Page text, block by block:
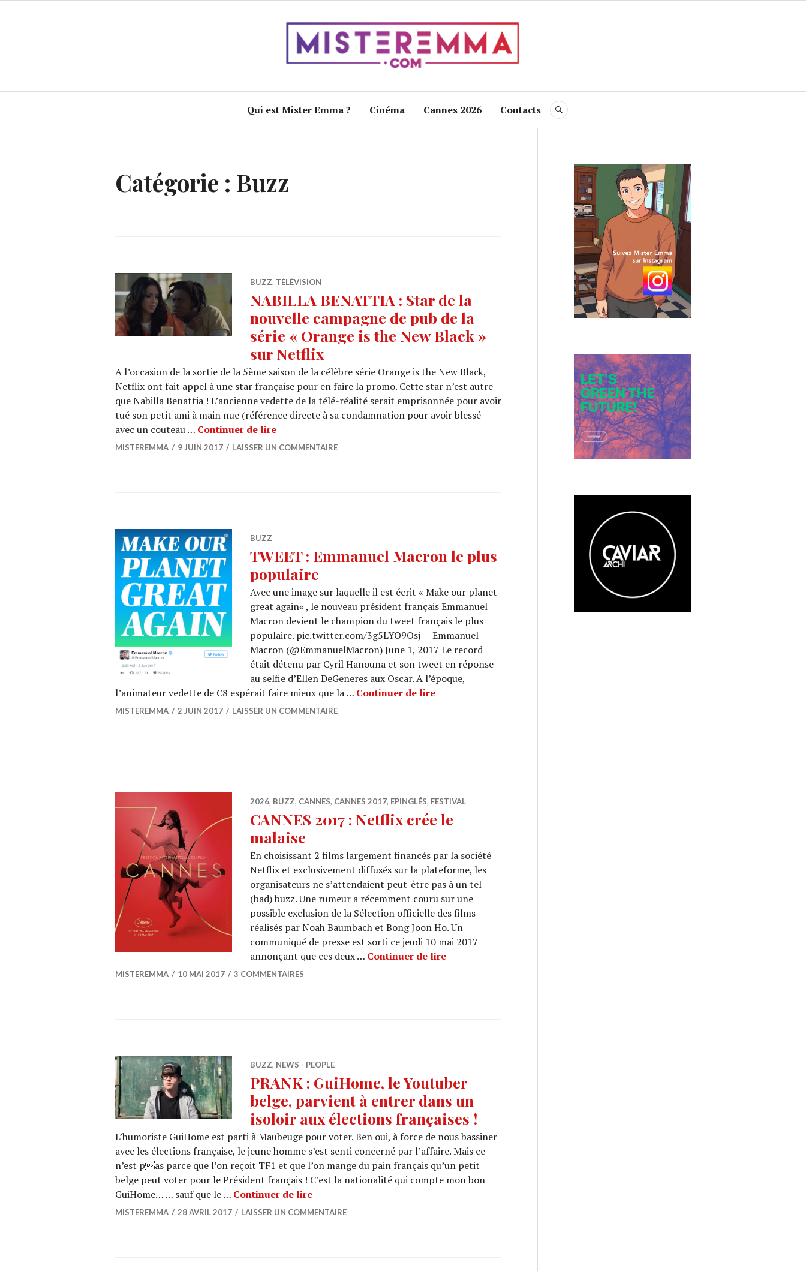
Qui est Mister Emma ? Cinéma Cannes 2026 Contacts RECHERCHE
Catégorie : Buzz
BUZZ, TÉLÉVISION
NABILLA BENATTIA : Star de la
nouvelle campagne de pub de la
série « Orange is the New Black »
sur Netflix
A l’occasion de la sortie de la 5ème saison de la célèbre série Orange is the New Black,
Netflix ont fait appel à une star française pour en faire la promo. Cette star n’est autre
que Nabilla Benattia ! L’ancienne vedette de la télé-réalité serait emprisonnée pour avoir
tué son petit ami à main nue (référence directe à sa condamnation pour avoir blessé
avec un couteau … Continuer de lireNABILLA BENATTIA : Star de la nouvelle campagne de pub de la série « Orange is the New Black » sur Netflix
MISTEREMMA 9 JUIN 2017 LAISSER UN COMMENTAIRE
BUZZ
TWEET : Emmanuel Macron le plus
populaire
Avec une image sur laquelle il est écrit « Make our planet
great again« , le nouveau président français Emmanuel
Macron devient le champion du tweet français le plus
populaire. pic.twitter.com/3g5LYO9Osj — Emmanuel
Macron (@EmmanuelMacron) June 1, 2017 Le record
était détenu par Cyril Hanouna et son tweet en réponse
au selfie d’Ellen DeGeneres aux Oscar. A l’époque,
l’animateur vedette de C8 espérait faire mieux que la … Continuer de lireTWEET : Emmanuel Macron le plus populaire
MISTEREMMA 2 JUIN 2017 LAISSER UN COMMENTAIRE
2026, BUZZ, CANNES, CANNES 2017, EPINGLÉS, FESTIVAL
CANNES 2017 : Netflix crée le
malaise
En choisissant 2 films largement financés par la société
Netflix et exclusivement diffusés sur la plateforme, les
organisateurs ne s’attendaient peut-être pas à un tel
(bad) buzz. Une rumeur a récemment couru sur une
possible exclusion de la Sélection officielle des films
réalisés par Noah Baumbach et Bong Joon Ho. Un
communiqué de presse est sorti ce jeudi 10 mai 2017
annonçant que ces deux … Continuer de lireCANNES 2017 : Netflix crée le malaise
MISTEREMMA 10 MAI 2017 3 COMMENTAIRES
BUZZ, NEWS - PEOPLE
PRANK : GuiHome, le Youtuber
belge, parvient à entrer dans un
isoloir aux élections françaises !
L’humoriste GuiHome est parti à Maubeuge pour voter. Ben oui, à force de nous bassiner
avec les élections française, le jeune homme s’est senti concerné par l’affaire. Mais ce
n’est pas parce que l’on reçoit TF1 et que l’on mange du pain français qu’un petit
belge peut voter pour le Président français ! C’est la nationalité qui compte mon bon
GuiHome… … sauf que le … Continuer de lirePRANK : GuiHome, le Youtuber belge, parvient à entrer dans un isoloir aux élections françaises !
MISTEREMMA 28 AVRIL 2017 LAISSER UN COMMENTAIRE